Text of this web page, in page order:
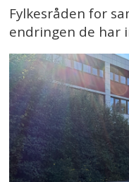
Fylkesråden for
endringen de har